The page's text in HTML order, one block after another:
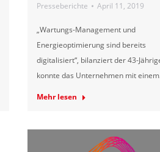
Presseberichte April 11, 2019
„Wartungs-Management und
Energieoptimierung sind bereits
digitalisiert“, bilanziert der 43-
konnte das Unternehmen mit
Mehr lesen